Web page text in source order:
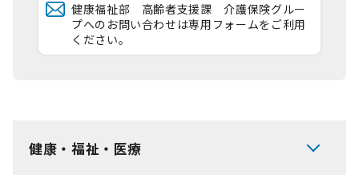
健康福祉部 高齢者支援課 介護保険グルー
プへのお問い合わせは専用フォームをご利用
ください。
健康・福祉・医療